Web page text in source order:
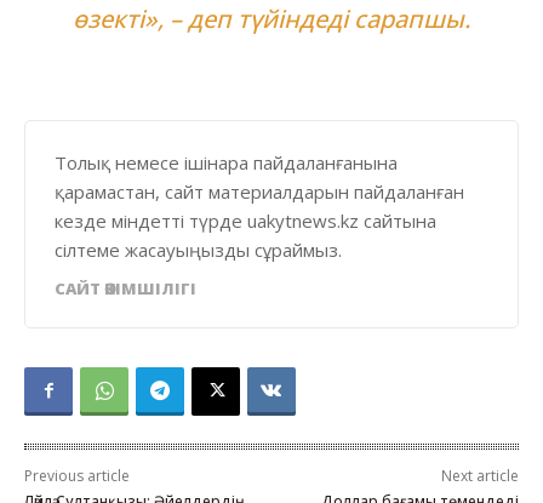
өзекті», – деп түйіндеді сарапшы.
Толық немесе ішінара пайдаланғанына
қарамастан, сайт материалдарын пайдаланған
кезде міндетті түрде uakytnews.kz сайтына
сілтеме жасауыңызды сұраймыз.
САЙТ ӘКІМШІЛІГІ
Previous article
Next article